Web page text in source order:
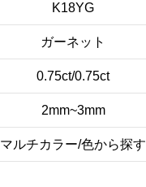
K18YG
ガーネット
0.75ct/0.75ct
2mm~3mm
マルチカラー/色から探す